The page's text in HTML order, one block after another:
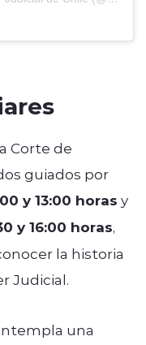
Corte de
guiados por
y 13:00 horas y
y 16:00 horas,
la historia
Judicial.
una